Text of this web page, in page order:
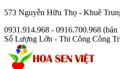
573 Nguyễn Hữu Thọ - Khuê
0931.914.968 - 0916.700.968
Số Lượng Lớn - Thi Công Công